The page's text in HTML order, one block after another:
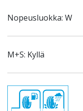
Nopeusluokka: W
M+S: Kyllä